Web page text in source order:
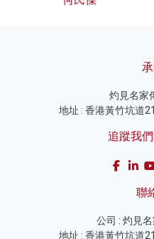
灼見名家
地址 : 香港黃竹坑道
追蹤我
聯
公司 : 灼見
地址 : 香港黃竹坑道